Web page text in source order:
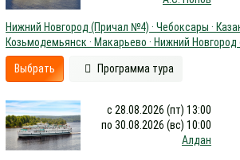
Нижний Новгород (Причал №4) · Чебоксары ·
Козьмодемьянск · Макарьево · Нижний
Выбрать Программа тура
с 28.08.2026 (пт) 13:00
по 30.08.2026 (вс) 10:00
Алдан